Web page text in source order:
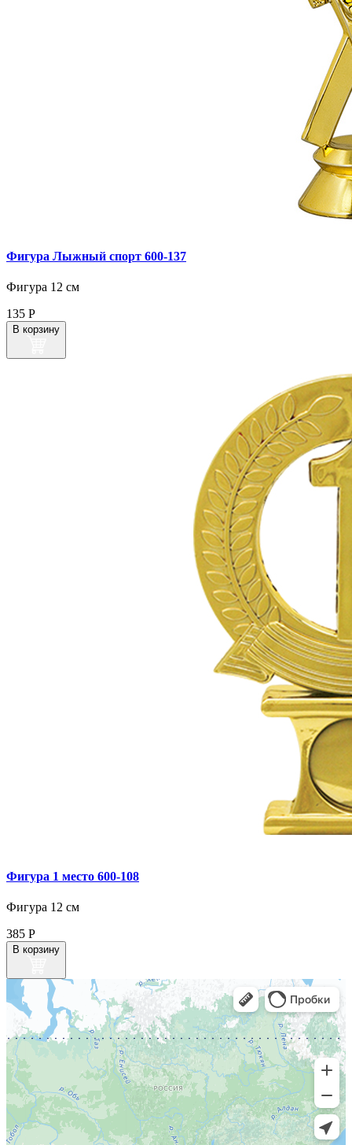
Фигура Лыжный спорт 600‑137
Фигура 12 см
135 Р
В корзину
Фигура 1 место 600‑108
Фигура 12 см
385 Р
В корзину